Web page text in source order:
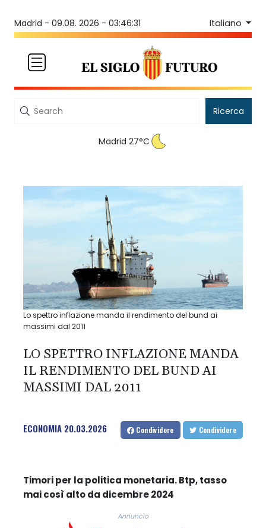
Madrid - 09.08. 2026 - 03:46:31 Italiano
Ricerca
Madrid 27°C
Lo spettro inflazione manda il rendimento del bund ai
massimi dal 2011
LO SPETTRO INFLAZIONE MANDA
IL RENDIMENTO DEL BUND AI
MASSIMI DAL 2011
ECONOMIA 20.03.2026 Condividere Condividere
Timori per la politica monetaria. Btp, tasso
mai così alto da dicembre 2024
Annuncio